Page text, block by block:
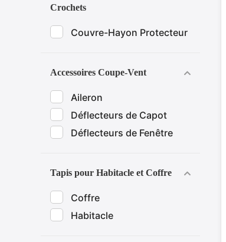
Crochets
Couvre-Hayon Protecteur
Accessoires Coupe-Vent
Aileron
Déflecteurs de Capot
Déflecteurs de Fenêtre
Tapis pour Habitacle et Coffre
Coffre
Habitacle